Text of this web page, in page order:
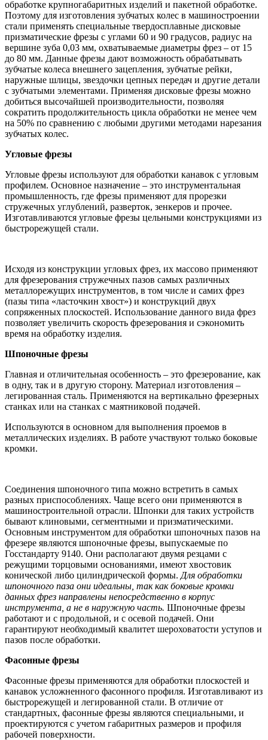
обработке крупногабаритных изделий и пакетной обработке.
Поэтому для изготовления зубчатых колес в машиностроении
стали применять специальные твердосплавные дисковые
призматические фрезы с углами 60 и 90 градусов, радиус на
вершине зуба 0,03 мм, охватываемые диаметры фрез – от 15
до 80 мм. Данные фрезы дают возможность обрабатывать
зубчатые колеса внешнего зацепления, зубчатые рейки,
наружные шлицы, звездочки цепных передач и другие детали
с зубчатыми элементами. Применяя дисковые фрезы можно
добиться высочайшей производительности, позволяя
сократить продолжительность цикла обработки не менее чем
на 50% по сравнению с любыми другими методами нарезания
зубчатых колес.
Угловые фрезы
Угловые фрезы используют для обработки канавок с угловым
профилем. Основное назначение – это инструментальная
промышленность, где фрезы применяют для прорезки
стружечных углублений, разверток, зенкеров и прочее.
Изготавливаются угловые фрезы цельными конструкциями из
быстрорежущей стали.
Исходя из конструкции угловых фрез, их массово применяют
для фрезерования стружечных пазов самых различных
металлорежущих инструментов, в том числе и самих фрез
(пазы типа «ласточкин хвост») и конструкций двух
сопряженных плоскостей. Использование данного вида фрез
позволяет увеличить скорость фрезерования и сэкономить
время на обработку изделия.
Шпоночные фрезы
Главная и отличительная особенность – это фрезерование, как
в одну, так и в другую сторону. Материал изготовления –
легированная сталь. Применяются на вертикально фрезерных
станках или на станках с маятниковой подачей.
Используются в основном для выполнения проемов в
металлических изделиях. В работе участвуют только боковые
кромки.
Соединения шпоночного типа можно встретить в самых
разных приспособлениях. Чаще всего они применяются в
машиностроительной отрасли. Шпонки для таких устройств
бывают клиновыми, сегментными и призматическими.
Основным инструментом для обработки шпоночных пазов на
фрезере являются шпоночные фрезы, выпускаемые по
Госстандарту 9140. Они располагают двумя резцами с
режущими торцовыми основаниями, имеют хвостовик
конической либо цилиндрической формы. Для обработки
шпоночного паза они идеальны, так как боковые кромки
данных фрез направлены непосредственно в корпус
инструмента, а не в наружную часть. Шпоночные фрезы
работают и с продольной, и с осевой подачей. Они
гарантируют необходимый квалитет шероховатости уступов и
пазов после обработки.
Фасонные фрезы
Фасонные фрезы применяются для обработки плоскостей и
канавок усложненного фасонного профиля. Изготавливают из
быстрорежущей и легированной стали. В отличие от
стандартных, фасонные фрезы являются специальными, и
проектируются с учетом габаритных размеров и профиля
рабочей поверхности.